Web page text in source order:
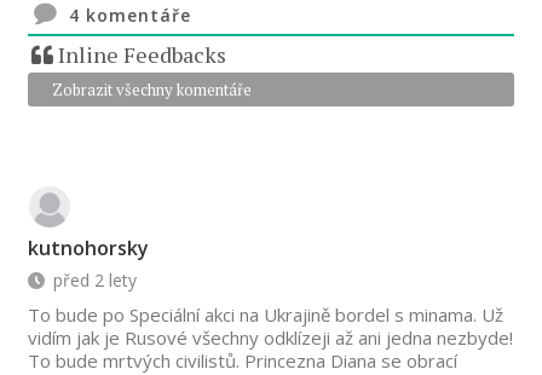
4 komentáře
Inline Feedbacks
Zobrazit všechny komentáře
kutnohorsky
před 2 lety
To bude po Speciální akci na Ukrajině bordel s minama. Už
vidím jak je Rusové všechny odklízeji až ani jedna nezbyde!
To bude mrtvých civilistů. Princezna Diana se obrací